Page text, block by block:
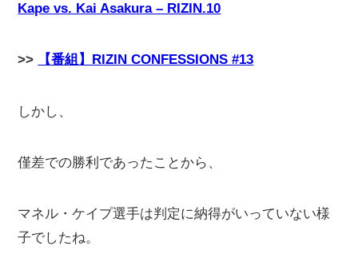
Kape vs. Kai Asakura – RIZIN.10
>> 【番組】RIZIN CONFESSIONS #13
しかし、
僅差での勝利であったことから、
マネル・ケイプ選手は判定に納得がいっていない様
子でしたね。